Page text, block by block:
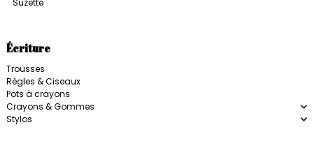
Écriture
Trousses
Règles & Ciseaux
Pots à crayons
Crayons & Gommes
Stylos